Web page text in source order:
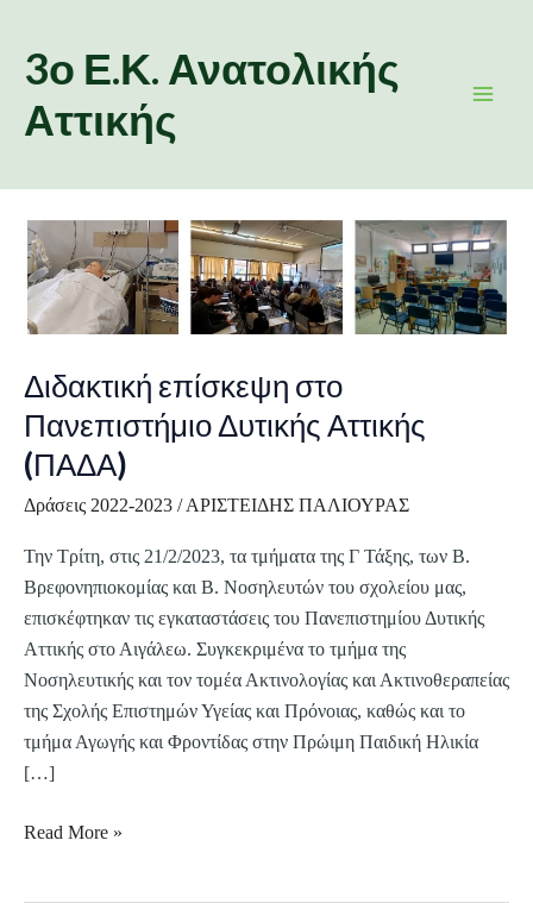
content3ο Ε.Κ. Ανατολικής
Αττικής
Διδακτική επίσκεψη στο
Πανεπιστήμιο Δυτικής Αττικής
(ΠΑΔΑ)
Δράσεις 2022-2023 /ΑΡΙΣΤΕΙΔΗΣ ΠΑΛΙΟΥΡΑΣ
Την Τρίτη, στις 21/2/2023, τα τμήματα της Γ Τάξης, των Β.
Βρεφονηπιοκομίας και Β. Νοσηλευτών του σχολείου μας,
επισκέφτηκαν τις εγκαταστάσεις του Πανεπιστημίου Δυτικής
Αττικής στο Αιγάλεω. Συγκεκριμένα το τμήμα της
Νοσηλευτικής και τον τομέα Ακτινολογίας και Ακτινοθεραπείας
της Σχολής Επιστημών Υγείας και Πρόνοιας, καθώς και το
τμήμα Αγωγής και Φροντίδας στην Πρώιμη Παιδική Ηλικία
[…]
Διδακτική
επίσκεψη
στο
Πανεπιστήμιο
Αττικής
(ΠΑΔΑ)
Read More »